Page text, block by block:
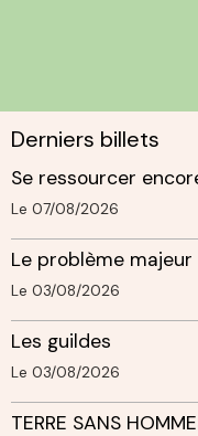
Derniers billets
Se ressourcer
Le 07/08/2026
Le problème majeur
Le 03/08/2026
Les guildes
Le 03/08/2026
TERRE SANS